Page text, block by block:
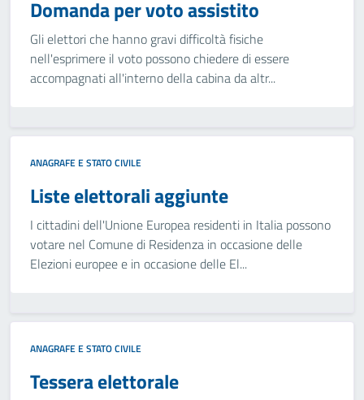
Domanda per voto assistito
Gli elettori che hanno gravi difficoltà fisiche
nell'esprimere il voto possono chiedere di essere
accompagnati all'interno della cabina da altr...
ANAGRAFE E STATO CIVILE
Liste elettorali aggiunte
I cittadini dell'Unione Europea residenti in Italia possono
votare nel Comune di Residenza in occasione delle
Elezioni europee e in occasione delle El...
ANAGRAFE E STATO CIVILE
Tessera elettorale